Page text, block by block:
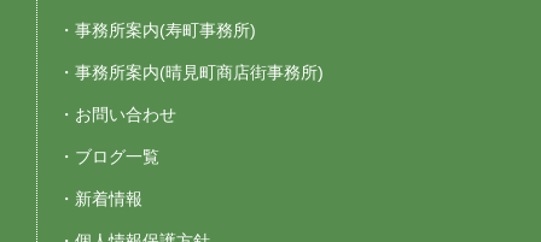
・事務所案内(寿町事務所)
・事務所案内(晴見町商店街事務所)
・お問い合わせ
・ブログ一覧
・新着情報